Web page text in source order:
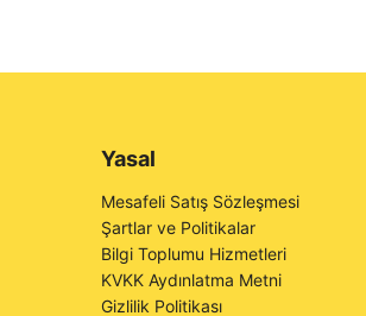
Yasal
Mesafeli Satış Sözleşmesi
Şartlar ve Politikalar
Bilgi Toplumu Hizmetleri
KVKK Aydınlatma Metni
Gizlilik Politikası